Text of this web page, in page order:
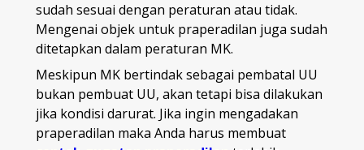
sudah sesuai dengan peraturan atau tidak.
Mengenai objek untuk praperadilan juga sudah
ditetapkan dalam peraturan MK.
Meskipun MK bertindak sebagai pembatal UU
bukan pembuat UU, akan tetapi bisa dilakukan
jika kondisi darurat. Jika ingin mengadakan
praperadilan maka Anda harus membuat